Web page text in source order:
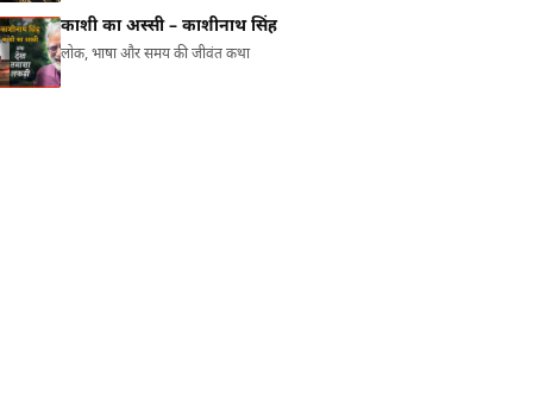
काशी का अस्सी – काशीनाथ सिंह
लोक, भाषा और समय की जीवंत कथा